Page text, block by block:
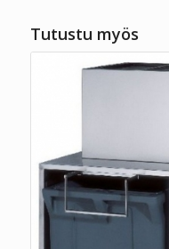
Tutustu myös